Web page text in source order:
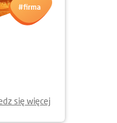
się więcej